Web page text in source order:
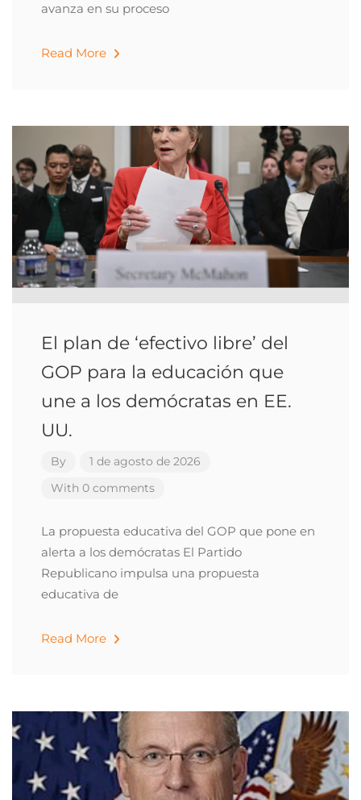
avanza en su proceso
Read More
El plan de ‘efectivo libre’ del
GOP para la educación que
une a los demócratas en EE.
UU.
By
1 de agosto de 2026
With 0 comments
La propuesta educativa del GOP que pone en
alerta a los demócratas El Partido
Republicano impulsa una propuesta
educativa de
Read More